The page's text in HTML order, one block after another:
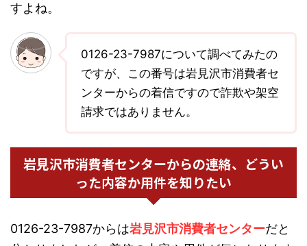
すよね。
0126-23-7987について調べてみたの
ですが、この番号は岩見沢市消費者セ
ンターからの着信ですので詐欺や架空
請求ではありません。
岩見沢市消費者センターからの連絡、どうい
った内容か用件を知りたい
0126-23-7987からは岩見沢市消費者センターだと